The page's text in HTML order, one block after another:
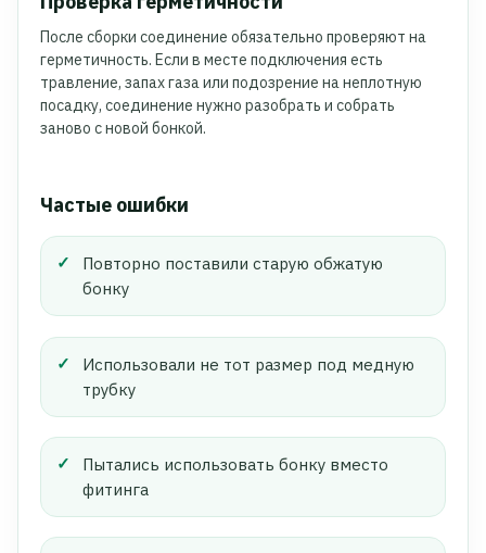
После сборки соединение обязательно проверяют на
герметичность. Если в месте подключения есть
травление, запах газа или подозрение на неплотную
посадку, соединение нужно разобрать и собрать
заново с новой бонкой.
Частые ошибки
Повторно поставили старую обжатую
бонку
Использовали не тот размер под медную
трубку
Пытались использовать бонку вместо
фитинга